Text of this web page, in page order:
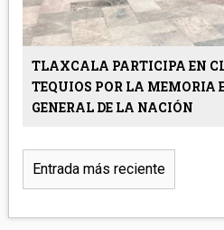
TLAXCALA PARTICIPA EN
TEQUIOS POR LA MEMORIA
GENERAL DE LA NACIÓN
Entrada más reciente